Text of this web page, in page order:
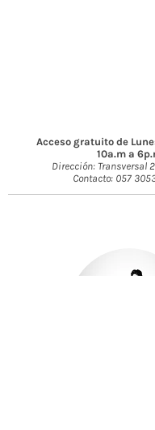
Acceso gratuito de
10a.m a
Dirección: Transversal
Contacto: 057